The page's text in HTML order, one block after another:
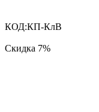
КОД:КП-КлВ
Скидка 7%